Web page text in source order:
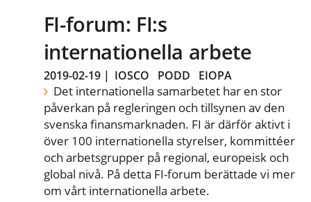
FI-forum: FI:s
internationella arbete
2019-02-19| IOSCO PODD EIOPA
Det internationella samarbetet har en stor
påverkan på regleringen och tillsynen av den
svenska finansmarknaden. FI är därför aktivt i
över 100 internationella styrelser, kommittéer
och arbetsgrupper på regional, europeisk och
global nivå. På detta FI-forum berättade vi mer
om vårt internationella arbete.